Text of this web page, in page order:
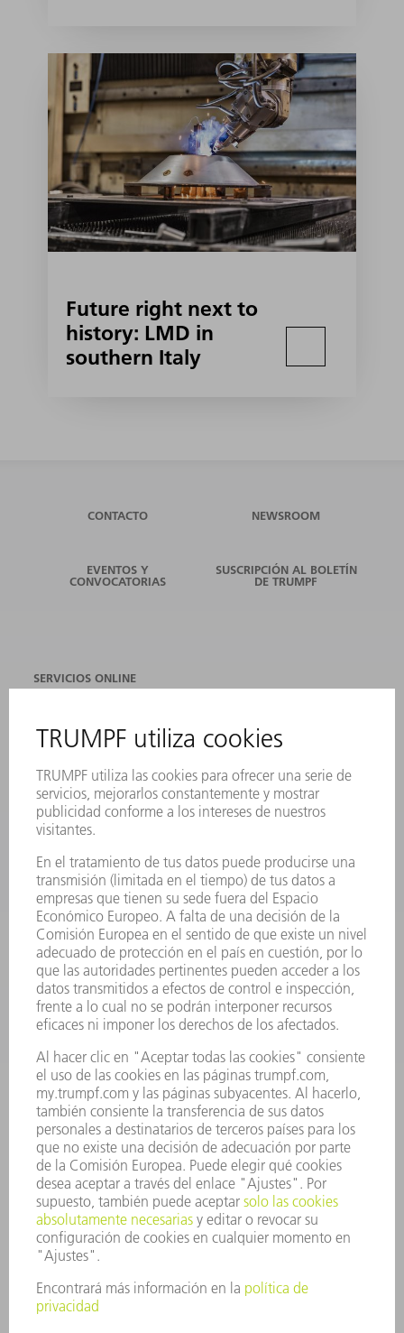
Future right next to
history: LMD in
southern Italy
CONTACTO NEWSROOM
EVENTOS Y
CONVOCATORIAS
SUSCRIPCIÓN AL BOLETÍN
DE TRUMPF
SERVICIOS ONLINE
EVENTOS Y CONVOCATORIAS
REGISTRO PARA EL BOLETÍN INFORMATIVO
FICHAS TÉCNICAS DE SEGURIDAD
PRODUCTOS
MÁQUINAS Y SISTEMAS
LÁSER
HERRAMIENTAS PORTÁTILES
FÁBRICA INTELIGENTE
SOFTWARE
SERVICIOS
APLICACIONES
SECTORES
EMPRESA
CARRERA PROFESIONAL
OFERTAS DE TRABAJO
PERFIL DE LA EMPRESA
INFORME ANUAL
PRINCIPIOS CORPORATIVOS
CUMPLIMIENTO
SISTEMA DE INFORMADORES
SEGURIDAD
COMUNICADOS DE PRENSA
REVISTAS
SOSTENIBILIDAD
MEDIO AMBIENTE Y CLIMA
SOCIEDAD Y EMPRESA
GESTIÓN EMPRESARIAL